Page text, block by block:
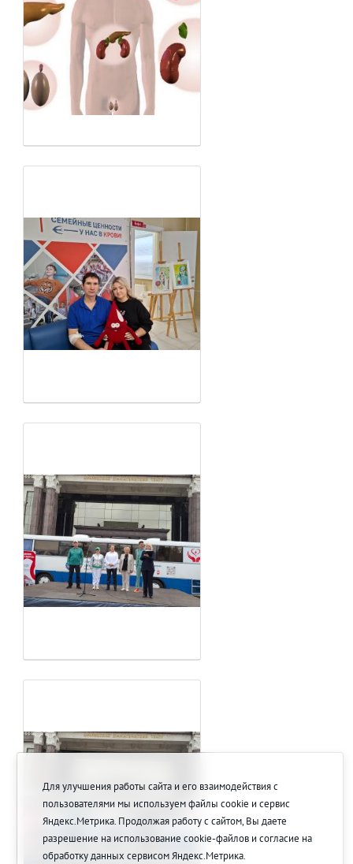
Для улучшения работы сайта и его взаимодействия с
пользователями мы используем файлы cookie и сервис
Яндекс.Метрика. Продолжая работу с сайтом, Вы даете
разрешение на использование cookie-файлов и согласие на
обработку данных сервисом Яндекс.Метрика.